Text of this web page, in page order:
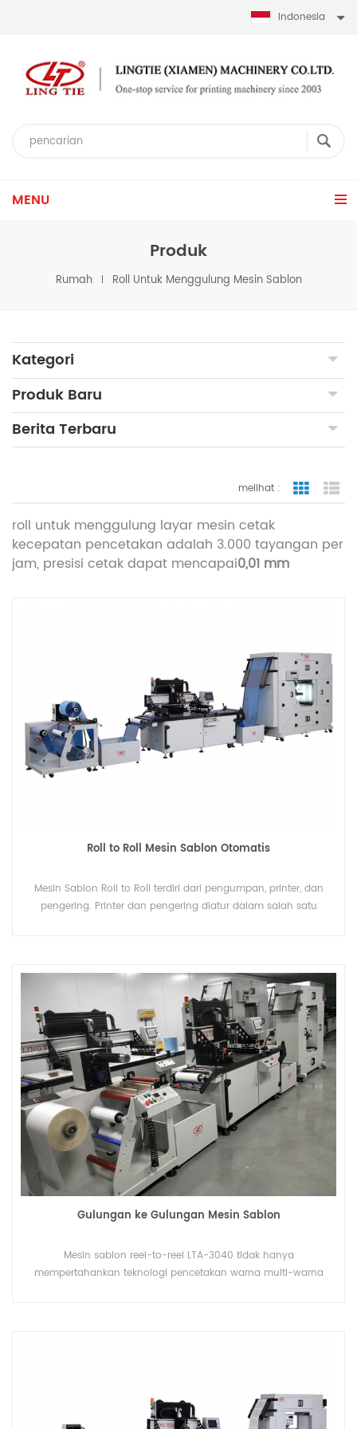
Indonesia
MENU
Produk
Rumah Roll Untuk Menggulung Mesin Sablon
Kategori
Produk Baru
Berita Terbaru
melihat :
roll untuk menggulung layar mesin cetak
kecepatan pencetakan adalah 3.000 tayangan per
jam, presisi cetak dapat mencapai0,01 mm
Roll to Roll Mesin Sablon Otomatis
Mesin Sablon Roll to Roll terdiri dari pengumpan, printer, dan
pengering. Printer dan pengering diatur dalam salah satu
Gulungan ke Gulungan Mesin Sablon
Mesin sablon reel-to-reel LTA-3040 tidak hanya
mempertahankan teknologi pencetakan warna multi-warna